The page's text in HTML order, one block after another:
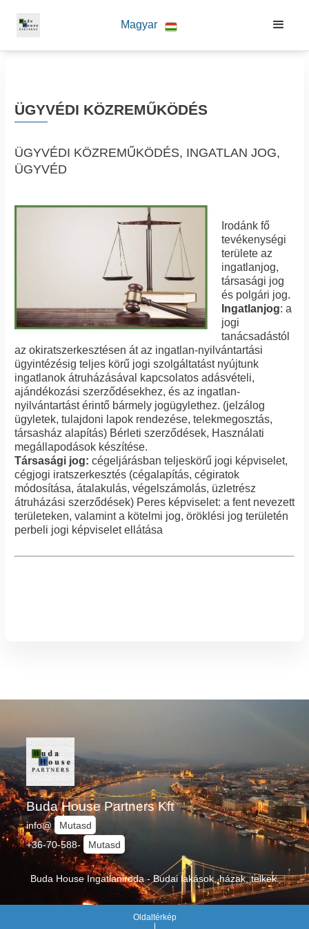
Magyar
ÜGYVÉDI KÖZREMŰKÖDÉS
ÜGYVÉDI KÖZREMŰKÖDÉS, INGATLAN JOG,
ÜGYVÉD
Irodánk fő
tevékenységi
területe az
ingatlanjog,
társasági jog
és polgári jog.
Ingatlanjog: a
jogi
tanácsadástól
az okiratszerkesztésen át az ingatlan-nyilvántartási
ügyintézésig teljes körű jogi szolgáltatást nyújtunk
ingatlanok átruházásával kapcsolatos adásvételi,
ajándékozási szerződésekhez, és az ingatlan-
nyilvántartást érintő bármely jogügylethez. (jelzálog
ügyletek, tulajdoni lapok rendezése, telekmegosztás,
társasház alapítás) Bérleti szerződések, Használati
megállapodások készítése.
Társasági jog: cégeljárásban teljeskörű jogi képviselet,
cégjogi iratszerkesztés (cégalapítás, cégiratok
módosítása, átalakulás, végelszámolás, üzletrész
átruházási szerződések) Peres képviselet: a fent nevezett
területeken, valamint a kötelmi jog, öröklési jog területén
perbeli jogi képviselet ellátása
Buda House Partners Kft
info@
Mutasd
+36-70-588-
Mutasd
Buda House Ingatlaniroda - Budai lakások, házak, telkek.
Oldaltérkép